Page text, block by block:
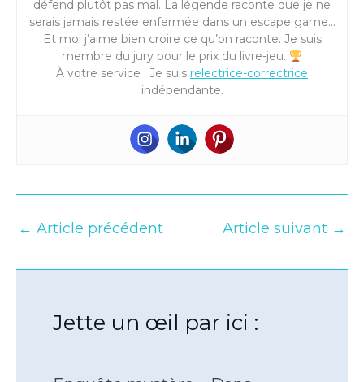
défend plutôt pas mal. La légende raconte que je ne
serais jamais restée enfermée dans un escape game…
Et moi j’aime bien croire ce qu’on raconte. Je suis
membre du jury pour le prix du livre-jeu.
À votre service : Je suis relectrice-correctrice
indépendante.
← Article précédent Article suivant →
Jette un œil par ici :